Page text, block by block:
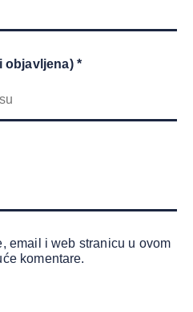
objavljena) *
email i web stranicu u ovom
komentare.